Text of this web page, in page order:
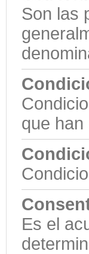
Son las
que
Es el